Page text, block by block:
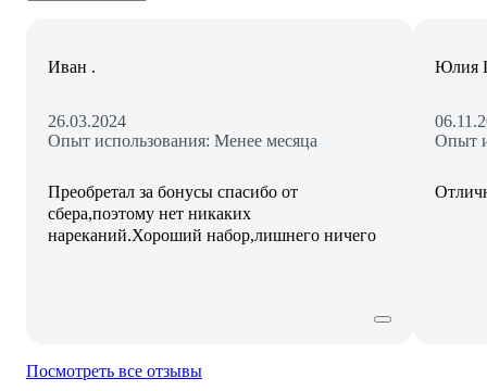
Иван .
26.03.2024
Опыт использования: Менее месяца
Преобретал за бонусы спасибо от
сбера,поэтому нет никаких
нареканий.Хороший набор,лишнего ничего
Юлия
Опыт
Посмотреть все отзывы